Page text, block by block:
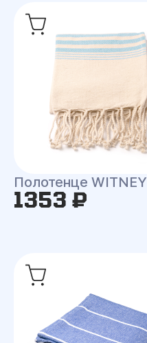
Полотенце WITNEY
1353 ₽